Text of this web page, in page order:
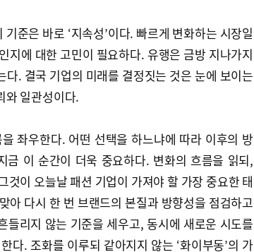
준은 바로 ‘지속성’이다. 빠르게 변화하는 시장일
지에 대한 고민이 필요하다. 유행은 금방 지나가지
. 결국 기업의 미래를 결정짓는 것은 눈에 보이는
와 일관성이다.
좌우한다. 어떤 선택을 하느냐에 따라 이후의 방
금 이 순간이 더욱 중요하다. 변화의 흐름을 읽되,
것이 오늘날 패션 기업이 가져야 할 가장 중요한 태
아 다시 한 번 브랜드의 본질과 방향성을 점검하고
들리지 않는 기준을 세우고, 동시에 새로운 시도를
다. 조화를 이루되 같아지지 않는 ‘화이부동’의 가